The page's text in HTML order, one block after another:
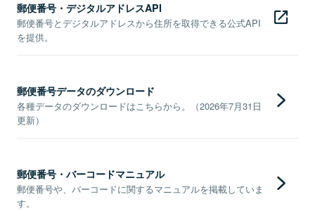
郵便番号・デジタルアドレスAPI
郵便番号とデジタルアドレスから住所を取得できる公式API
を提供。
郵便番号データのダウンロード
各種データのダウンロードはこちらから。（2026年7月31日
更新）
郵便番号・バーコードマニュアル
郵便番号や、バーコードに関するマニュアルを掲載していま
す。